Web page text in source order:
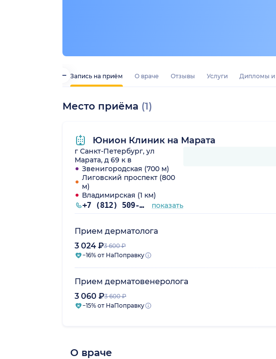
Запись на приём О враче Отзывы Услуги Дипломы и
Место приёма (1)
Юнион Клиник на Марата
г Санкт-Петербург, ул
Марата, д 69 к в
Звенигородская (700 м)
Лиговский проспект (800
м)
Владимирская (1 км)
+7 (812) 509-86-03 показать
Прием дерматолога
3 024 ₽3 600 ₽
−16% от НаПоправку
Прием дерматовенеролога
3 060 ₽3 600 ₽
−15% от НаПоправку
О враче